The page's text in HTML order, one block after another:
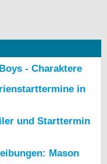
- Charaktere
in
und Starttermin
Mason